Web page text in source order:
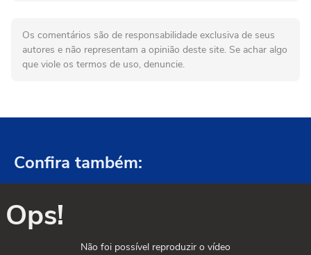
Os comentários são de responsabilidade exclusiva de seus
autores e não representam a opinião deste site. Se achar algo
que viole os termos de uso, denuncie.
Confira também:
Ops!
Não foi possível reproduzir o vídeo